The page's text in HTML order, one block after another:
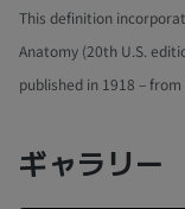
This definition
Anatomy (20th U.S.
published in 1918 –
ギャラリー